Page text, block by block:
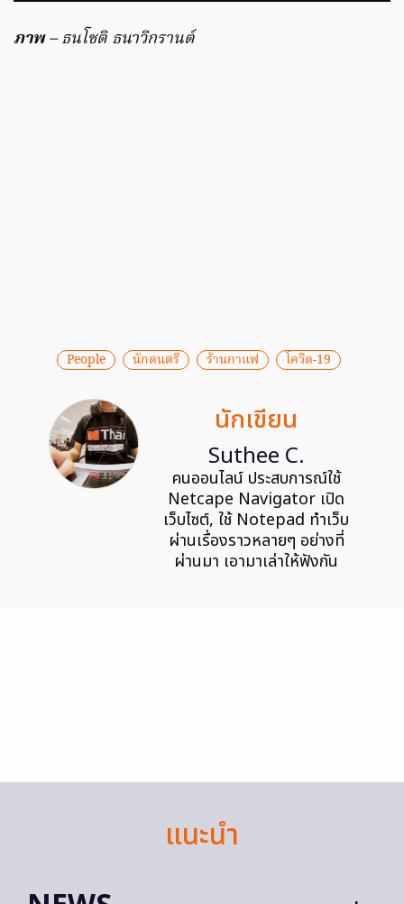
ภาพ– ธนโชติ ธนาวิกรานต์
People นักดนตรี ร้านกาแฟ โควิด-19
นักเขียน
Suthee C.
คนออนไลน์ ประสบการณ์ใช้
Netcape Navigator เปิด
เว็บไซต์, ใช้ Notepad ทำเว็บ
ผ่านเรื่องราวหลายๆ อย่างที่
ผ่านมา เอามาเล่าให้ฟังกัน
แนะนำ